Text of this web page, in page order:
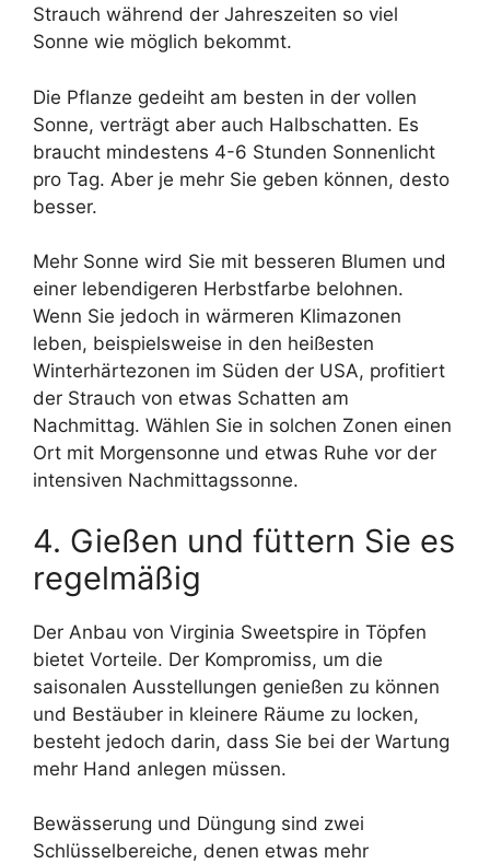
Strauch während der Jahreszeiten so viel
Sonne wie möglich bekommt.
Die Pflanze gedeiht am besten in der vollen
Sonne, verträgt aber auch Halbschatten. Es
braucht mindestens 4-6 Stunden Sonnenlicht
pro Tag. Aber je mehr Sie geben können, desto
besser.
Mehr Sonne wird Sie mit besseren Blumen und
einer lebendigeren Herbstfarbe belohnen.
Wenn Sie jedoch in wärmeren Klimazonen
leben, beispielsweise in den heißesten
Winterhärtezonen im Süden der USA, profitiert
der Strauch von etwas Schatten am
Nachmittag. Wählen Sie in solchen Zonen einen
Ort mit Morgensonne und etwas Ruhe vor der
intensiven Nachmittagssonne.
4. Gießen und füttern Sie es
regelmäßig
Der Anbau von Virginia Sweetspire in Töpfen
bietet Vorteile. Der Kompromiss, um die
saisonalen Ausstellungen genießen zu können
und Bestäuber in kleinere Räume zu locken,
besteht jedoch darin, dass Sie bei der Wartung
mehr Hand anlegen müssen.
Bewässerung und Düngung sind zwei
Schlüsselbereiche, denen etwas mehr